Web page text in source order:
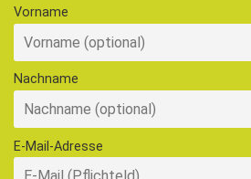
Vorname
Nachname
E-Mail-Adresse